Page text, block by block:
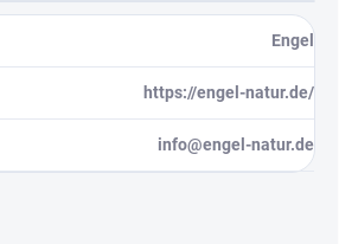
Engel
https://engel-natur.de/
info@engel-natur.de